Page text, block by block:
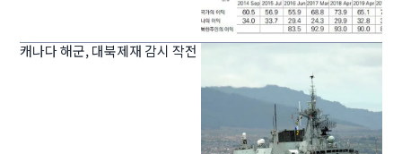
캐나다 해군, 대북제재 감시 작전